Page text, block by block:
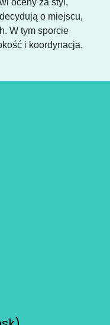
o miejscu,
W tym sporcie
i koordynacja.